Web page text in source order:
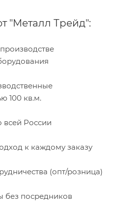
"Металл Трейд":
100 кв.м.
всей России
к каждому заказу
(опт/розница)
без посредников